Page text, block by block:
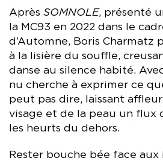
Après SOMNOLE, présenté
la MC93 en 2022 dans le
d’Automne, Boris Charmatz
à la lisière du souffle,
danse au silence habité.
nu cherche à exprimer ce
peut pas dire, laissant
visage et de la peau un flux
les heurts du dehors.
Rester bouche bée face